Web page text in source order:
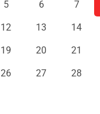
5 6 7
12 13 14
19 20 21
26 27 28